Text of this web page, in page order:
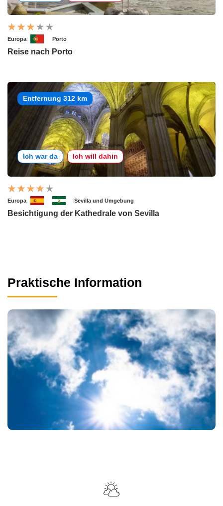
Europa Porto
Reise nach Porto
Entfernung 312 km
Ich war da Ich will dahin
Europa Sevilla und Umgebung
Besichtigung der Kathedrale von Sevilla
Praktische Information